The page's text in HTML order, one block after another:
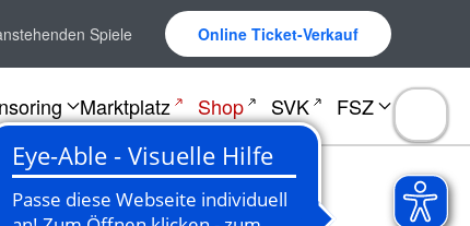
Spiele Online Ticket-Verkauf
Marktplatz Shop SVK FSZ